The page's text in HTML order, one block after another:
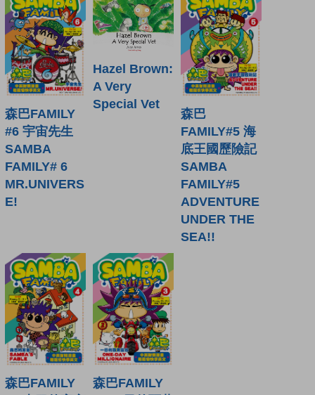
森巴FAMILY
#6 宇宙先生
SAMBA
FAMILY# 6
MR.UNIVERS
E!
Hazel Brown:
A Very
Special Vet
森巴
FAMILY#5 海
底王國歷險記
SAMBA
FAMILY#5
ADVENTURE
UNDER THE
SEA!!
森巴FAMILY
森巴FAMILY